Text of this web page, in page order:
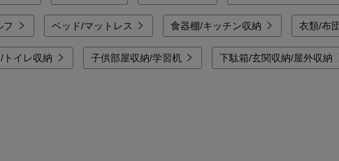
フ ベッド/マットレス 食器棚/キッチン収納 衣類/布
トイレ収納 子供部屋収納/学習机 下駄箱/玄関収納/屋外収納